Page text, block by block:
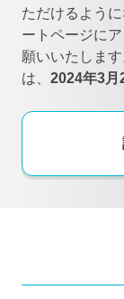
ただけるよう
ートページに
願いいたしま
は、 2024年3月